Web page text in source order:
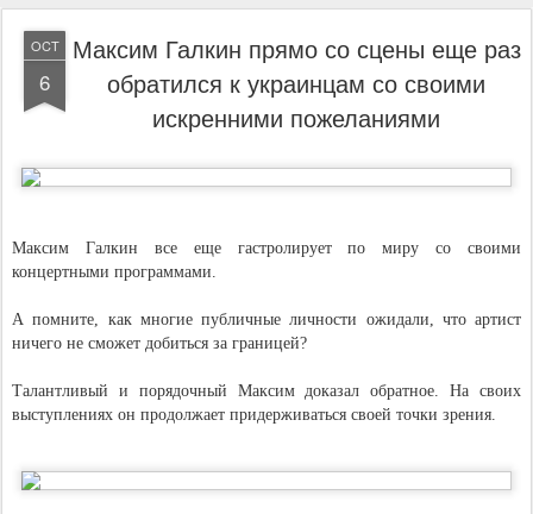
OCT
6
Максим Галкин прямо со сцены еще раз
обратился к украинцам со своими
искренними пожеланиями
Максим Галкин все еще гастролирует по миру со своими
концертными программами.
А помните, как многие публичные личности ожидали, что артист
ничего не сможет добиться за границей?
Талантливый и порядочный Максим доказал обратное. На своих
выступлениях он продолжает придерживаться своей точки зрения.